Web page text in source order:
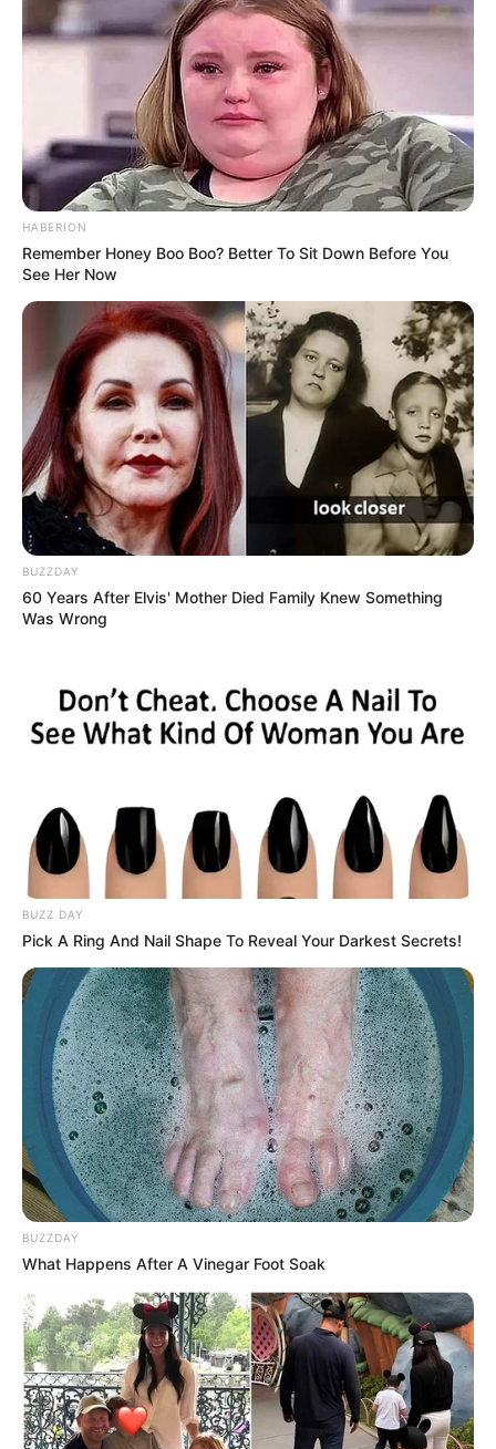
Preman Pensiun 9
Romansa Kampung
Dangdut
Cinta Di Ujung Sajadah Samuel
Serem! 9 Chat Ojek Online &
Pelanggan Ini Bikin Auto
Merinding
Bikin Ngakak, 10 Potret
Cosplay Murah Pakai Bahan
Seadanya
HABERION
Remember Honey Boo Boo? Better To Sit Down Before You
See Her Now
BUZZDAY
60 Years After Elvis' Mother Died Family Knew Something
Was Wrong
BUZZ DAY
Pick A Ring And Nail Shape To Reveal Your Darkest Secrets!
BUZZDAY
What Happens After A Vinegar Foot Soak